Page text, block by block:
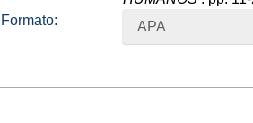
Formato:
APA